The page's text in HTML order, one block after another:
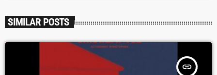
SIMILAR POSTS
insert_link